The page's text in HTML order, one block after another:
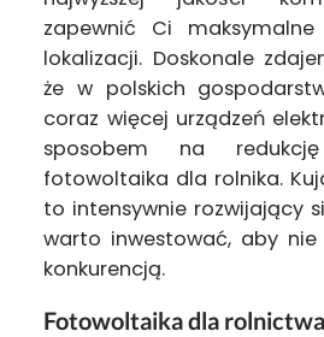
zapewnić Ci
lokalizacji. Doskonale
że w polskich
coraz więcej urządzeń
sposobem na
fotowoltaika dla rolnika.
to intensywnie rozwijający
warto inwestować, aby
konkurencją.
Fotowoltaika dla rolnictwa